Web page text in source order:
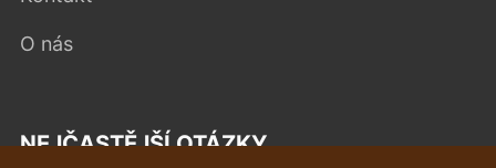
O nás
NEJČASTĚJŠÍ OTÁZKY